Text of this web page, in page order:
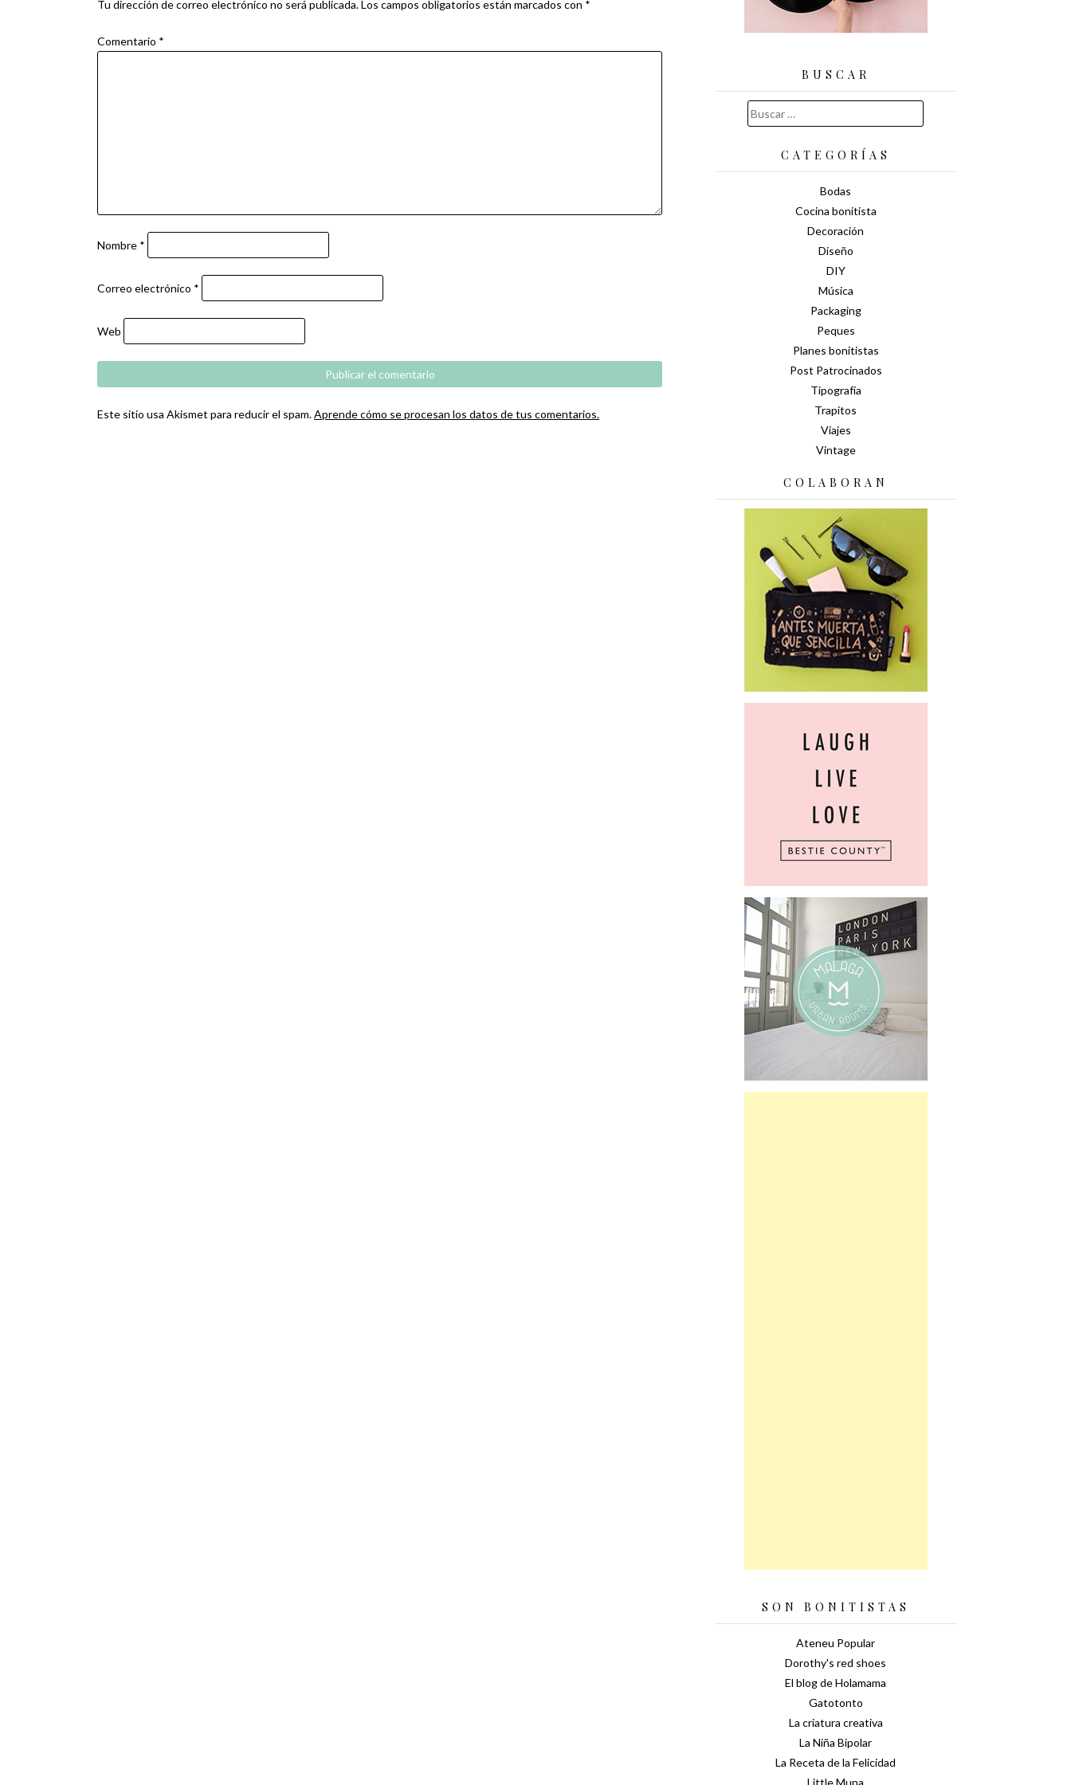
entradas
Tu dirección de correo electrónico no será publicada.Los campos obligatorios están marcados con *
Comentario *
Nombre *
Correo electrónico *
Web
Este sitio usa Akismet para reducir el spam.Aprende cómo se procesan los datos de tus comentarios.
BUSCAR
Buscar:
CATEGORÍAS
Bodas
Cocina bonitista
Decoración
Diseño
DIY
Música
Packaging
Peques
Planes bonitistas
Post Patrocinados
Tipografía
Trapitos
Viajes
Vintage
COLABORAN
SON BONITISTAS
Ateneu Popular
Dorothy's red shoes
El blog de Holamama
Gatotonto
La criatura creativa
La Niña Bipolar
La Receta de la Felicidad